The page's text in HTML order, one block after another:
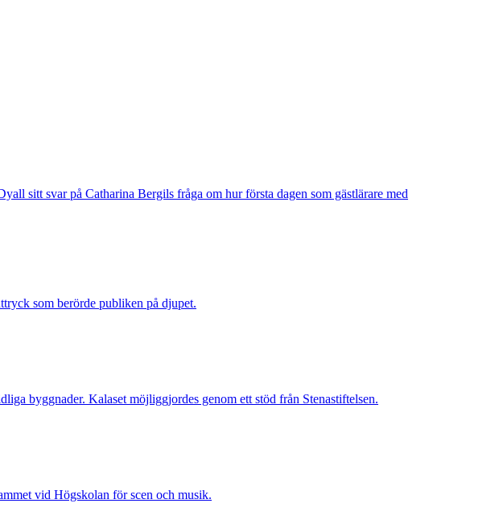
sitt svar på Catharina Bergils fråga om hur första dagen som gästlärare med
som berörde publiken på djupet.
byggnader. Kalaset möjliggjordes genom ett stöd från Stenastiftelsen.
vid Högskolan för scen och musik.